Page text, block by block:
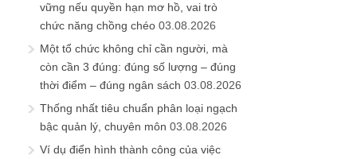
vững nếu quyền hạn mơ hồ, vai trò
chức năng chồng chéo 03.08.2026
Một tổ chức không chỉ cần người, mà
còn cần 3 đúng: đúng số lượng – đúng
thời điểm – đúng ngân sách 03.08.2026
Thống nhất tiêu chuẩn phân loại ngạch
bậc quản lý, chuyên môn 03.08.2026
Ví dụ điển hình thành công của việc